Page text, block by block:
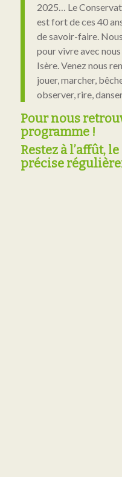
2025… Le
est fort de ces 40
de savoir-faire.
pour vivre avec nous
Isère. Venez nous
jouer, marcher,
observer, rire,
Pour nous
programme !
Restez à l’affût,
précise